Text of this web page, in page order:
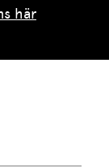
här